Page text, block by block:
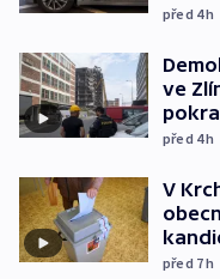
před 4h
ve
před 4h
V
před 7h